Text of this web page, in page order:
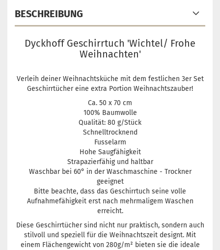
BESCHREIBUNG
Dyckhoff Geschirrtuch 'Wichtel/ Frohe
Weihnachten'
Verleih deiner Weihnachtsküche mit dem festlichen 3er Set
Geschirrtücher eine extra Portion Weihnachtszauber!
Ca. 50 x 70 cm
100% Baumwolle
Qualität: 80 g/Stück
Schnelltrocknend
Fusselarm
Hohe Saugfähigkeit
Strapazierfähig und haltbar
Waschbar bei 60° in der Waschmaschine - Trockner
geeignet
Bitte beachte, dass das Geschirrtuch seine volle
Aufnahmefähigkeit erst nach mehrmaligem Waschen
erreicht.
Diese Geschirrtücher sind nicht nur praktisch, sondern auch
stilvoll und speziell für die Weihnachtszeit designt. Mit
einem Flächengewicht von 280g/m² bieten sie die ideale